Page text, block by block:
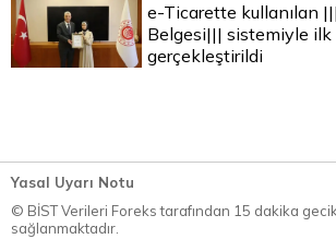
e-Ticarette kullanılan
Belgesi||| sistemiyle
gerçekleştirildi
Yasal Uyarı Notu
© BİST Verileri Foreks tarafından 15 dakika
sağlanmaktadır.